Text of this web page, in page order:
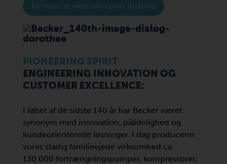
Få mere at vide om vores historie
PIONEERING SPIRIT
ENGINEERING INNOVATION OG
CUSTOMER EXCELLENCE:
I løbet af de sidste 140 år har Becker været
synonym med innovation, pålidelighed og
kundeorienterede løsninger. I dag producerer
vores stadig familieejede virksomhed ca.
130.000 fortrængningspumper, kompressorer,